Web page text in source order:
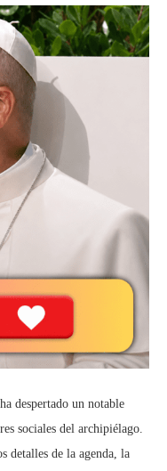
despertado un notable
sociales del archipiélago.
detalles de la agenda, la